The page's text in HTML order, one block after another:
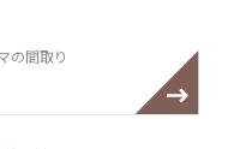
の間取り